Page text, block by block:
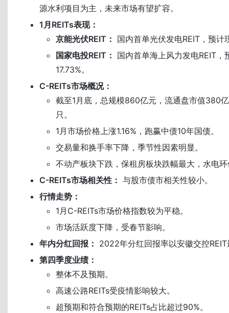
源水利项目为主，未来市场有望扩容。
1月REITs表现：
京能光伏REIT： 国内首单光伏发电REIT，预计
国家电投REIT： 国内首单海上风力发电REIT，
17.73%。
C-REITs市场概况：
截至1月底，总规模860亿元，流通盘市值380
只。
1月市场价格上涨1.16%，跑赢中债10年国债。
交易量和换手率下降，季节性因素明显。
不动产板块下跌，保租房板块跌幅最大，水电
C-REITs市场相关性： 与股市债市相关性较小。
行情走势：
1月C-REITs市场价格指数较为平稳。
市场活跃度下降，受春节影响。
年内分红回报： 2022年分红回报率以安徽交控
第四季度业绩：
整体不及预期。
高速公路REITs受疫情影响较大。
超预期和符合预期的REITs占比超过90%。